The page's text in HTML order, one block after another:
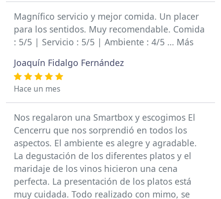
Magnífico servicio y mejor comida. Un placer
para los sentidos. Muy recomendable. Comida
: 5/5 | Servicio : 5/5 | Ambiente : 4/5 … Más
Joaquín Fidalgo Fernández
Hace un mes
Nos regalaron una Smartbox y escogimos El
Cencerru que nos sorprendió en todos los
aspectos. El ambiente es alegre y agradable.
La degustación de los diferentes platos y el
maridaje de los vinos hicieron una cena
perfecta. La presentación de los platos está
muy cuidada. Todo realizado con mimo, se